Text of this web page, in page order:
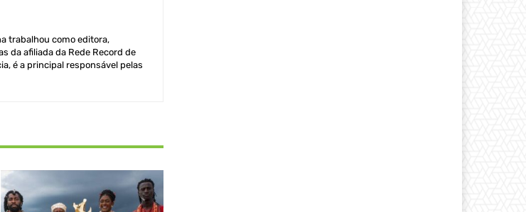
trabalhou como editora,
da afiliada da Rede Record de
é a principal responsável pelas